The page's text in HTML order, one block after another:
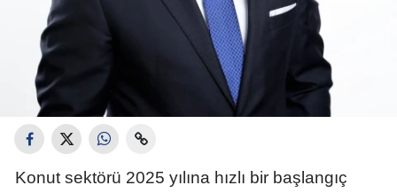
Konut sektörü 2025 yılına hızlı bir başlangıç